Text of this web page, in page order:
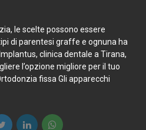
le scelte possono essere
di parentesi graffe e ognuna ha
clinica dentale a Tirana,
l’opzione migliore per il tuo
fissa Gli apparecchi